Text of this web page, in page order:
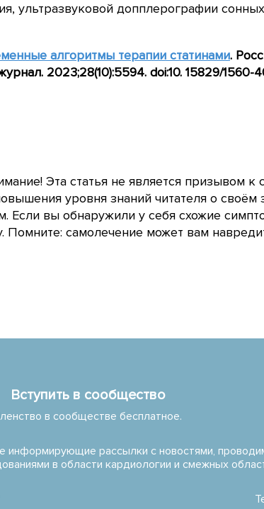
ультразвуковой допплерографии
алгоритмы терапии статинами.
2023;28(10):5594. doi:10. 15829/1560-
Эта статья не является призывом к
уровня знаний читателя о
Если вы обнаружили у себя схожие
самолечение может вам
Вступить в сообщество
в сообществе бесплатное.
информирующие рассылки с новостями,
в области кардиологии и смежных